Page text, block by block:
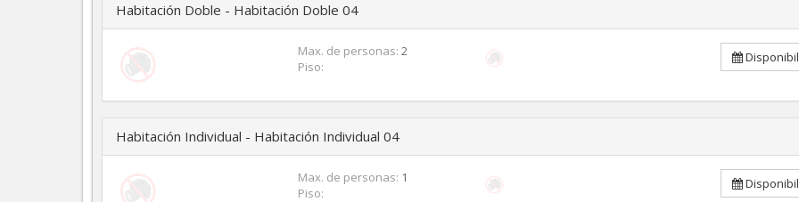
Habitación Doble - Habitación Doble 04
Max. de personas: 2
Piso:
Habitación Individual - Habitación Individual 04
Max. de personas: 1
Piso: